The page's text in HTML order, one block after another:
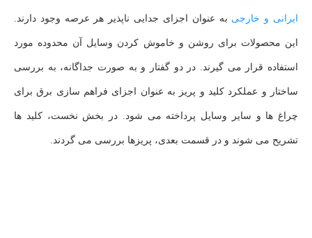
ایرانی و خارجی به عنوان اجزای جدایی ناپذیر هر عرصه وجود دارند.
این محصولات برای روشن و خاموش کردن وسایل آن محدوده مورد
استفاده قرار می گیرند. در دو گفتار و به صورت جداگانه، به بررسی
ساختار و عملکرد کلید و پریز به عنوان اجزای فراهم سازی برق برای
چراغ ها و سایر وسایل پرداخته می شود. در بخش نخست، کلید ها
تشریح می شوند و در قسمت بعدی، پریزها بررسی می گردند.